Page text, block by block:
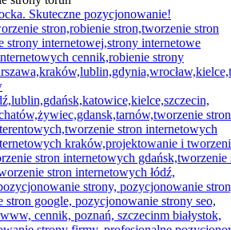
Skuteczne pozycjonowanie!